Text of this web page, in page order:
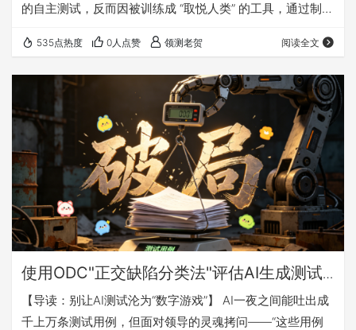
的自主测试，反而因被训练成 “取悦人类” 的工具，通过制造
试的团队，正逐渐丧失定义风险、质疑系统的核心能力，高
采纳率背后是 “效率假象”，甚至会让 Bug 被完美封装。但
AI 测试并非全无价值，关键是守住人工质疑的底线，通过
“破坏性测试” 等方式弥补 AI 的短板，避免将判断权完全交…
535点热度 0人点赞 领测老贺 阅读全文
使用ODC"正交缺陷分类法"评估AI生成测试
用例的质量，追踪Prompt提示词迭代的效果
【导读：别让AI测试沦为“数字游戏”】 AI一夜之间能吐出成
千上万条测试用例，但面对领导的灵魂拷问——“这些用例